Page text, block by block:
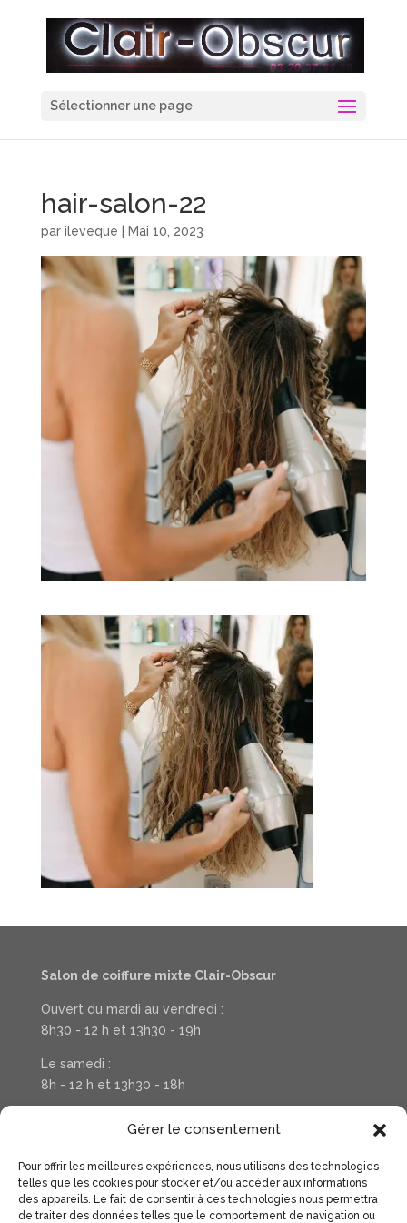
Gérer le consentement
Pour offrir les meilleures expériences, nous utilisons des technologies
telles que les cookies pour stocker et/ou accéder aux informations
des appareils. Le fait de consentir à ces technologies nous permettra
de traiter des données telles que le comportement de navigation ou
Sélectionner une page
hair-salon-22
par ileveque Mai 10, 2023
Salon de coiffure mixte Clair-Obscur
Ouvert du mardi au vendredi :
8h30 - 12 h et 13h30 - 19h
Le samedi :
8h - 12 h et 13h30 - 18h
Suivez la vie de votre salon sur Facebook